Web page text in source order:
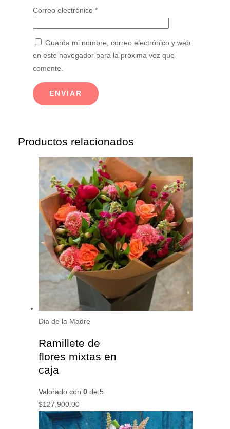
Correo electrónico *
Guarda mi nombre, correo electrónico y web
en este navegador para la próxima vez que
comente.
Productos relacionados
Dia de la Madre
Ramillete de
flores mixtas en
caja
Valorado con 0de 5
$127,900.00